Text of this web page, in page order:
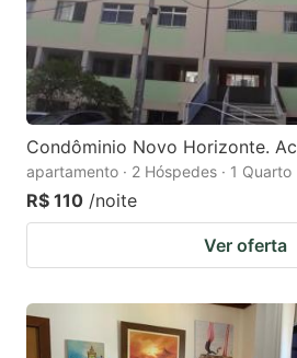
Condôminio Novo Horizonte.
apartamento · 2 Hóspedes · 1 Quarto
R$ 110 /noite
Ver oferta